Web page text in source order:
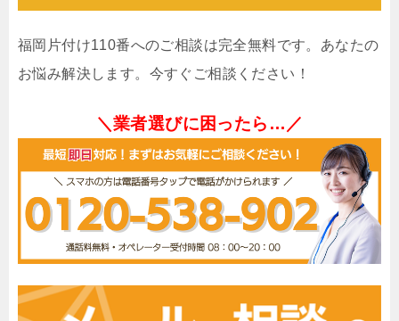
福岡片付け110番へのご相談は完全無料です。あなたの
お悩み解決します。今すぐご相談ください！
＼業者選びに困ったら…／